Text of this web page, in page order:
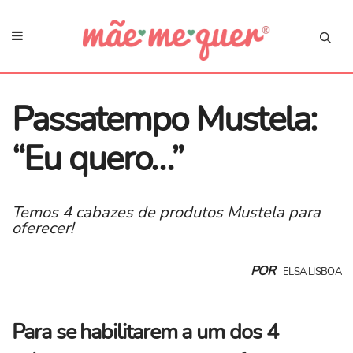
Passatempo Mustela:
“Eu quero…”
Temos 4 cabazes de produtos Mustela para
oferecer!
POR ELSA LISBOA
Para se habilitarem a um dos 4